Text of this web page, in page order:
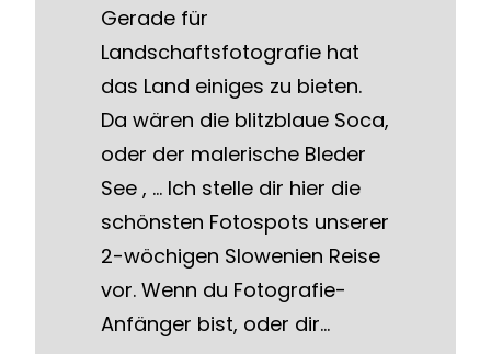
Gerade für
Landschaftsfotografie hat
das Land einiges zu bieten.
Da wären die blitzblaue Soca,
oder der malerische Bleder
See , … Ich stelle dir hier die
schönsten Fotospots unserer
2-wöchigen Slowenien Reise
vor. Wenn du Fotografie-
Anfänger bist, oder dir…